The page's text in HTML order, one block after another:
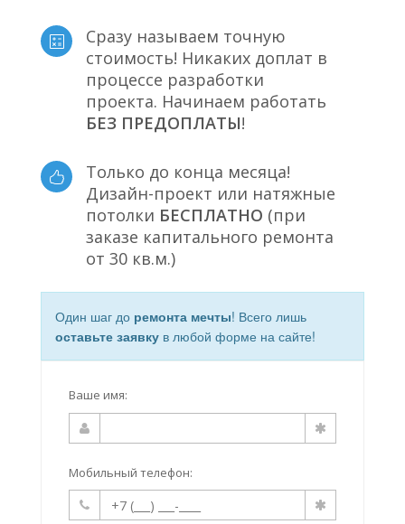
Сразу называем точную
стоимость! Никаких доплат в
процессе разработки
проекта. Начинаем работать
БЕЗ ПРЕДОПЛАТЫ!
Только до конца месяца!
Дизайн-проект или натяжные
потолки БЕСПЛАТНО (при
заказе капитального ремонта
от 30 кв.м.)
Один шаг до ремонта мечты! Всего лишь
оставьте заявку в любой форме на сайте!
Ваше имя:
Мобильный телефон: